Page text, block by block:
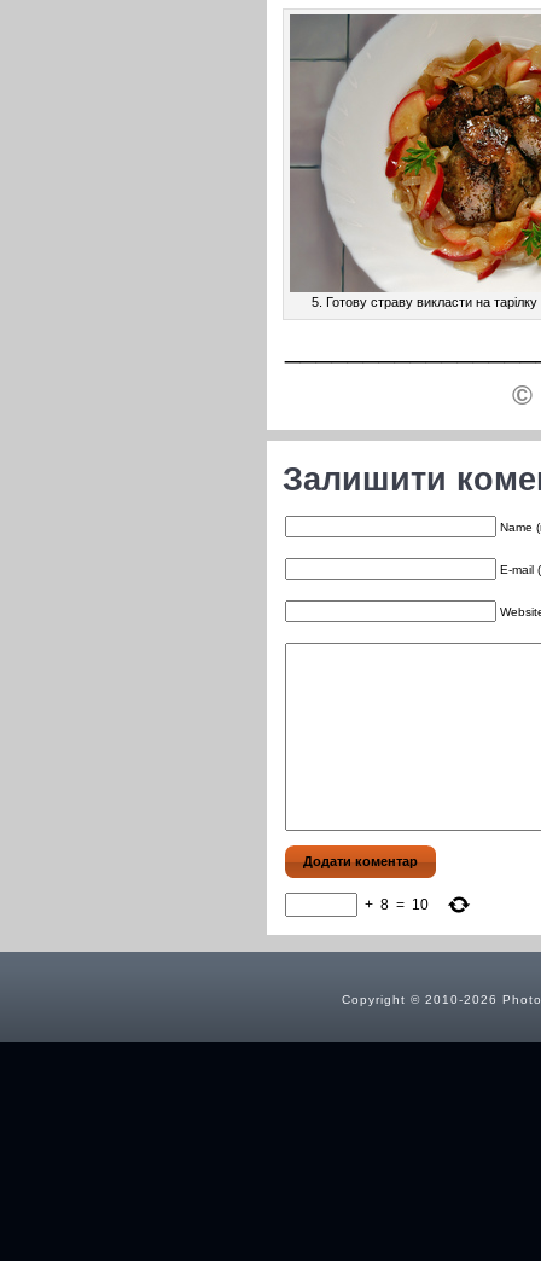
5. Готову страву викласти на
©
Залишити
Name
E-mail
+ 8 = 10
Copyright © 2010-2026